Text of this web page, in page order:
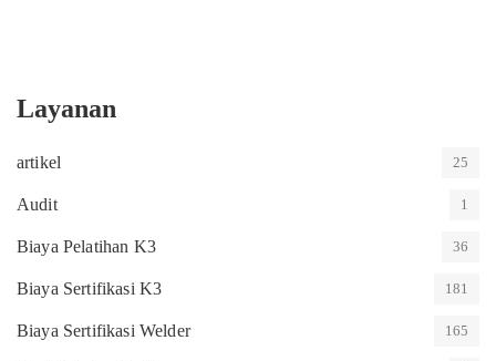
Layanan
artikel 25
Audit 1
Biaya Pelatihan K3 36
Biaya Sertifikasi K3 181
Biaya Sertifikasi Welder 165